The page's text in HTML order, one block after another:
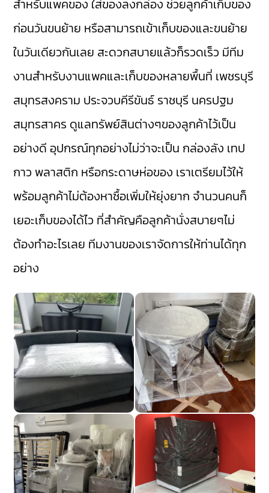
สำหรับแพคของ ใส่ของลงกล่อง ช่วยลูกค้าเก็บของ
ก่อนวันขนย้าย หรือสามารถเข้าเก็บของและขนย้าย
ในวันเดียวกันเลย สะดวกสบายแล้วก็รวดเร็ว มีทีม
งานสำหรับงานแพคและเก็บของหลายพื้นที่ เพชรบุรี
สมุทรสงคราม ประจวบคีรีขันธ์ ราชบุรี นครปฐม
สมุทรสาคร ดูแลทรัพย์สินต่างๆของลูกค้าไว้เป็น
อย่างดี อุปกรณ์ทุกอย่างไม่ว่าจะเป็น กล่องลัง เทป
กาว พลาสติก หรือกระดาษห่อของ เราเตรียมไว้ให้
พร้อมลูกค้าไม่ต้องหาซื้อเพิ่มให้ยุ่งยาก จำนวนคนก็
เยอะเก็บของได้ไว ที่สำคัญคือลูกค้านั่งสบายๆไม่
ต้องทำอะไรเลย ทีมงานของเราจัดการให้ท่านได้ทุก
อย่าง